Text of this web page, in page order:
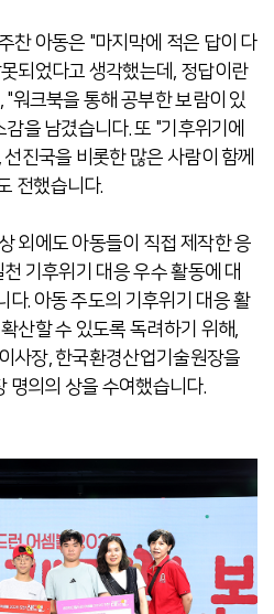
찬 아동은 "마지막에 적은 답이 다
되었다고 생각했는데, 정답이란
워크북을 통해 공부한 보람이 있
을 남겼습니다. 또 "기후위기에
진국을 비롯한 많은 사람이 함께
전했습니다.
외에도 아동들이 직접 제작한 응
기후위기 대응 우수 활동에 대
다. 아동 주도의 기후위기 대응 활
산할 수 있도록 독려하기 위해,
사장, 한국환경산업기술원장을
명의의 상을 수여했습니다.